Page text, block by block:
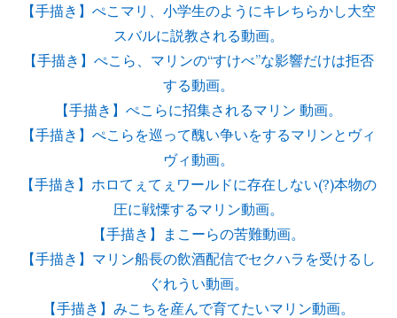
【手描き】ぺこマリ、小学生のようにキレちらかし大空
スバルに説教される動画。
【手描き】ぺこら、マリンの“すけべ”な影響だけは拒否
する動画。
【手描き】ぺこらに招集されるマリン 動画。
【手描き】ぺこらを巡って醜い争いをするマリンとヴィ
ヴィ動画。
【手描き】ホロてぇてぇワールドに存在しない(?)本物の
圧に戦慄するマリン動画。
【手描き】まこーらの苦難動画。
【手描き】マリン船長の飲酒配信でセクハラを受けるし
ぐれうい動画。
【手描き】みこちを産んで育てたいマリン動画。